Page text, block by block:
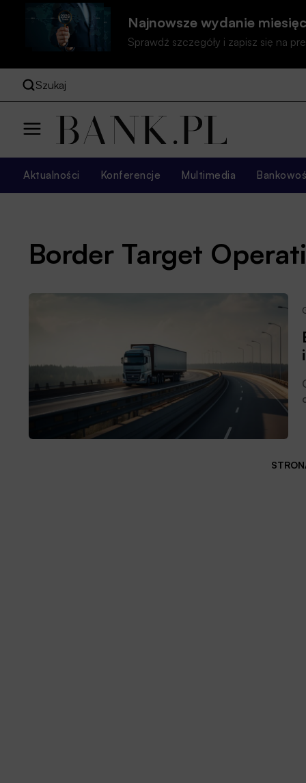
Najnowsze wydanie
Sprawdź szczegóły i zapisz się na
Szukaj
Aktualności Konferencje Multimedia
Border Target